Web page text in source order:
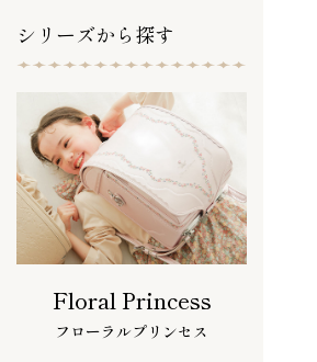
シリーズから探す
Floral Princess
フローラルプリンセス